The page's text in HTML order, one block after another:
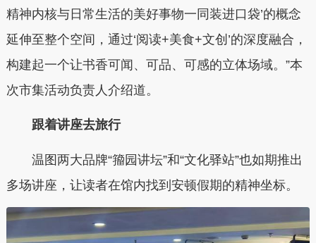
精神内核与日常生活的美好事物一同装进口袋’的概念
延伸至整个空间，通过‘阅读+美食+文创’的深度融合，
构建起一个让书香可闻、可品、可感的立体场域。”本
次市集活动负责人介绍道。
跟着讲座去旅行
温图两大品牌“籀园讲坛”和“文化驿站”也如期推出
多场讲座，让读者在馆内找到安顿假期的精神坐标。